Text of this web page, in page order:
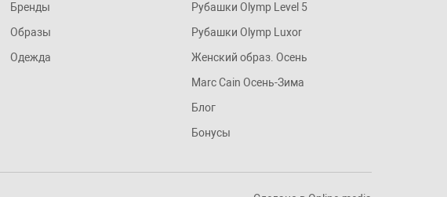
Бренды
Образы
Одежда
Рубашки Olymp Level 5
Рубашки Olymp Luxor
Женский образ. Осень
Marc Cain Осень-Зима
Блог
Бонусы